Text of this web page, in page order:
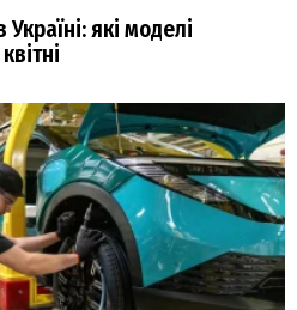
які моделі